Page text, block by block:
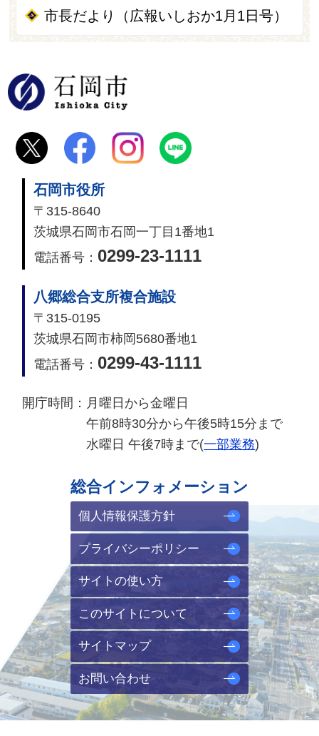
市長だより（広報いしおか1月1日号）
石岡市役所
〒315-8640
茨城県石岡市石岡一丁目1番地1
電話番号： 0299-23-1111
八郷総合支所複合施設
〒315-0195
茨城県石岡市柿岡5680番地1
電話番号： 0299-43-1111
開庁時間： 月曜日から金曜日
午前8時30分から午後5時15分まで
水曜日 午後7時まで(一部業務)
総合インフォメーション
個人情報保護方針
プライバシーポリシー
サイトの使い方
このサイトについて
サイトマップ
お問い合わせ